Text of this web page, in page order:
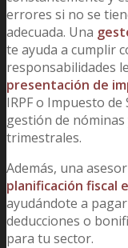
errores si no se
adecuada. Una
te ayuda a cumplir
responsabilidades
presentación de
IRPF o Impuesto de
gestión de nóminas
trimestrales.
Además, una
planificación fiscal
ayudándote a
deducciones o
para tu sector.